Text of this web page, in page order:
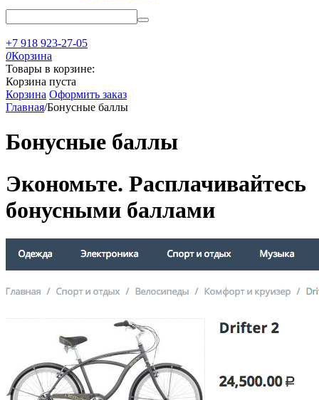
+7 918 923-27-05
0Корзина
Товары в корзине:
Корзина пуста
Корзина Оформить заказ
Главная/Бонусные баллы
Бонусные баллы
Экономьте. Расплачивайтесь
бонусными баллами